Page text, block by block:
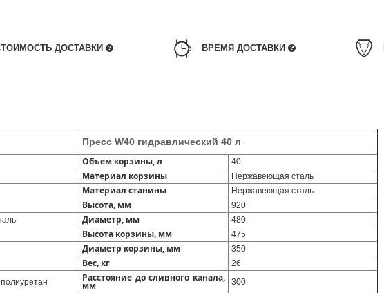
ДОСТАВКИ ВРЕМЯ ДОСТАВКИ
Пресс W40 гидравлический 40 л
Объем корзины, л 40
Материал корзины Нержавеющая сталь
Материал станины Нержавеющая сталь
Высота, мм 920
Диаметр, мм 480
Высота корзины, мм 475
Диаметр корзины, мм 350
Вес, кг 26
Расстояние до сливного канала,
мм 300